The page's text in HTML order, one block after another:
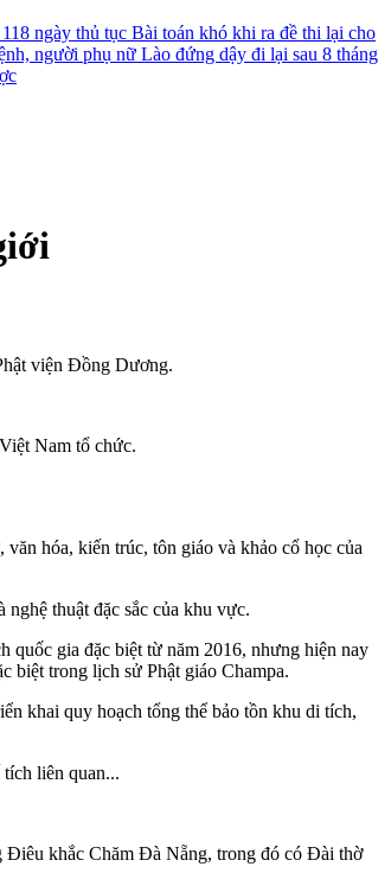
ngày thủ tục Bài toán khó khi ra đề thi lại cho
người phụ nữ Lào đứng dậy đi lại sau 8 tháng
viện Đồng Dương.
Nam tổ chức.
hóa, kiến trúc, tôn giáo và khảo cổ học của
thuật đặc sắc của khu vực.
quốc gia đặc biệt từ năm 2016, nhưng hiện nay
biệt trong lịch sử Phật giáo Champa.
khai quy hoạch tổng thể bảo tồn khu di tích,
liên quan...
Điêu khắc Chăm Đà Nẵng, trong đó có Đài thờ